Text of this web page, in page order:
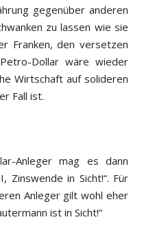
gegenüber anderen
zu lassen wie sie
Franken, den versetzen
Dollar wäre wieder
Wirtschaft auf solideren
Fall ist.
Anleger mag es dann
Zinswende in Sicht!“. Für
Anleger gilt wohl eher
ist in Sicht!“